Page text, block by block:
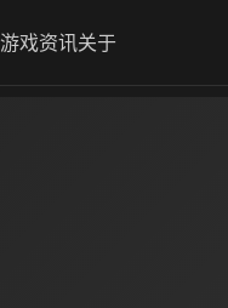
游戏资讯关于